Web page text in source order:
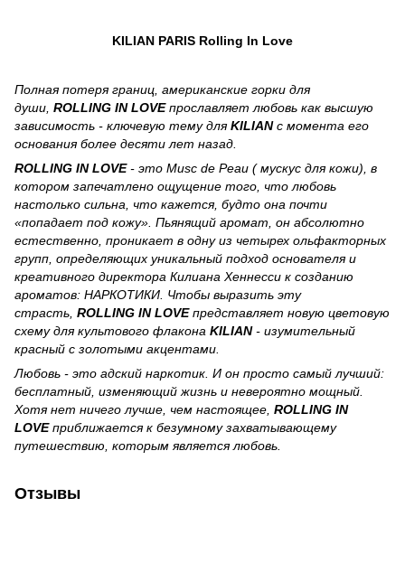
KILIAN PARIS Rolling In Love
Полная потеря границ, американские горки для
души, ROLLING IN LOVEпрославляет любовь как высшую
зависимость - ключевую тему дляKILIANс момента его
основания более десяти лет назад.
ROLLING IN LOVE- это Musc de Peau ( мускус для кожи), в
котором запечатлено ощущение того, что любовь
настолько сильна, что кажется, будто она почти
«попадает под кожу». Пьянящий аромат, он абсолютно
естественно, проникает в одну из четырех ольфакторных
групп, определяющих уникальный подход основателя и
креативного директора Килиана Хеннесси к созданию
ароматов: НАРКОТИКИ. Чтобы выразить эту
страсть, ROLLING IN LOVEпредставляет новую цветовую
схему для культового флакона KILIAN- изумительный
красный с золотыми акцентами.
Любовь - это адский наркотик. И он просто самый лучший:
бесплатный, изменяющий жизнь и невероятно мощный.
Хотя нет ничего лучше, чем настоящее, ROLLING IN
LOVEприближается к безумному захватывающему
путешествию, которым является любовь.
Отзывы